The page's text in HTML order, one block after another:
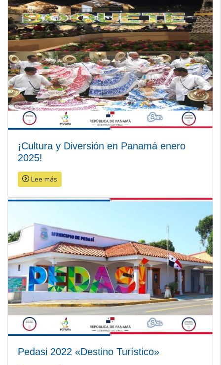
¡Cultura y Diversión en Panamá enero
2025!
Lee más
Pedasi 2022 «Destino Turístico»